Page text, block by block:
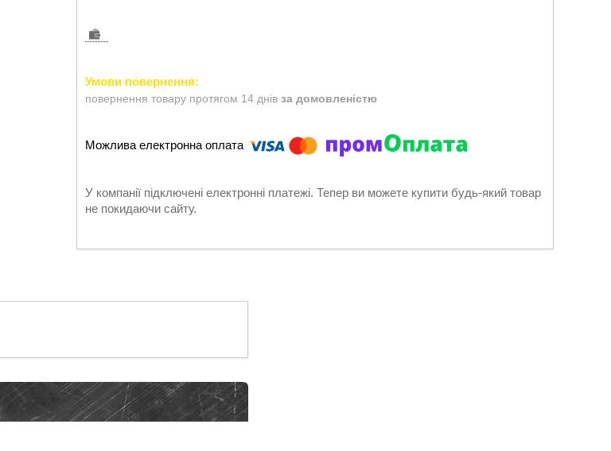
повернення товару протягом 14 днів за домовленістю
У компанії підключені електронні платежі. Тепер ви можете купити будь-який товар
не покидаючи сайту.